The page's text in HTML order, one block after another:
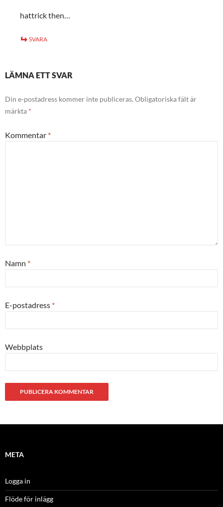
hattrick then…
SVARA
LÄMNA ETT SVAR
Din e-postadress kommer inte publiceras. Obligatoriska fält är
märkta *
Kommentar *
Namn *
E-postadress *
Webbplats
META
Logga in
Flöde för inlägg